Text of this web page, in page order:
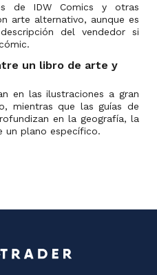
de IDW Comics y otras
arte alternativo, aunque es
del vendedor si
un libro de arte y
en las ilustraciones a gran
mientras que las guías de
en la geografía, la
un plano específico.